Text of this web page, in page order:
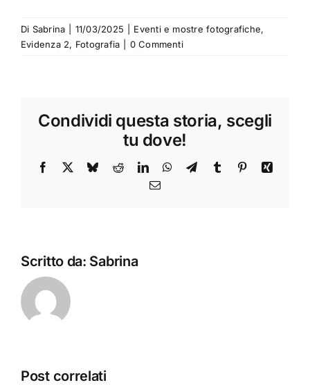
Di Sabrina 11/03/2025 Eventi e mostre fotografiche,
Evidenza 2, Fotografia 0 Commenti
Condividi questa storia, scegli
tu dove!
Facebook BlueskyRedditLinkedInWhatsApp
TelegramTumblr PinterestXing
Email
Scritto da: Sabrina
Post correlati